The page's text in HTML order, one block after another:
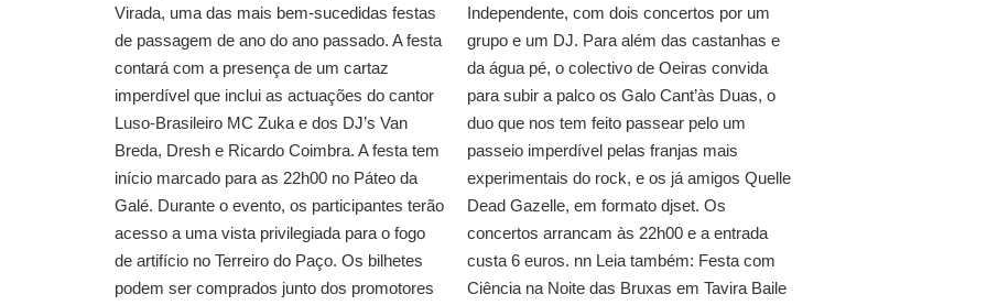
Virada, uma das mais bem-sucedidas festas
de passagem de ano do ano passado. A festa
contará com a presença de um cartaz
imperdível que inclui as actuações do cantor
Luso-Brasileiro MC Zuka e dos DJ’s Van
Breda, Dresh e Ricardo Coimbra. A festa tem
início marcado para as 22h00 no Páteo da
Galé. Durante o evento, os participantes terão
acesso a uma vista privilegiada para o fogo
de artifício no Terreiro do Paço. Os bilhetes
podem ser comprados junto dos promotores
Independente, com dois concertos por um
grupo e um DJ. Para além das castanhas e
da água pé, o colectivo de Oeiras convida
para subir a palco os Galo Cant’às Duas, o
duo que nos tem feito passear pelo um
passeio imperdível pelas franjas mais
experimentais do rock, e os já amigos Quelle
Dead Gazelle, em formato djset. Os
concertos arrancam às 22h00 e a entrada
custa 6 euros. nn Leia também: Festa com
Ciência na Noite das Bruxas em Tavira Baile